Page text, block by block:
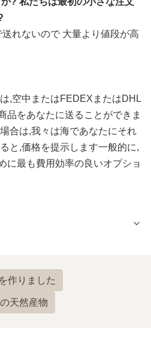
れないので 大量より値段が高
,空中またはFEDEXまたはDHL
品をあなたに送ることができま
合は,我々は海であなたにそれ
と,価格を提示します一般的に,
に最も費用効率の良いオプショ
ーに基づいて
作りました
天然産物